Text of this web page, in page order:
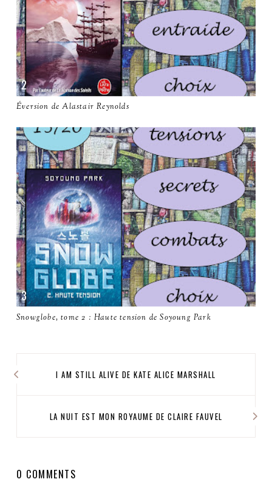
Éversion de Alastair Reynolds
Snowglobe, tome 2 : Haute tension de Soyoung Park
I AM STILL ALIVE DE KATE ALICE MARSHALL
LA NUIT EST MON ROYAUME DE CLAIRE FAUVEL
0 COMMENTS